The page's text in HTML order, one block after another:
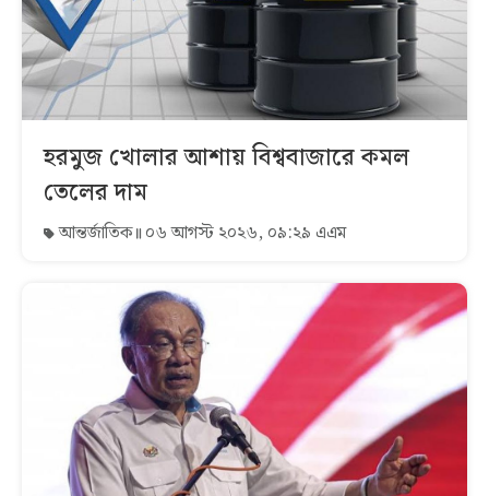
হরমুজ খোলার আশায় বিশ্ববাজারে কমল
তেলের দাম
আন্তর্জাতিক ০৬ আগস্ট ২০২৬, ০৯:২৯ এএম